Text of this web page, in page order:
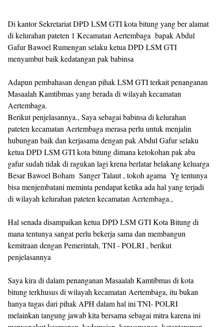
Di kantor Sekretariat DPD LSM GTI kota bitung yang ber alamat
di kelurahan pateten 1 Kecamatan Aertembaga bapak Abdul
Gafur Bawoel Rumengan selaku ketua DPD LSM GTI
menyambut baik kedatangan pak babinsa
Adapun pembahasan dengan pihak LSM GTI terkait penanganan
Masaalah Kamtibmas yang berada di wilayah kecamatan
Aertembaga.
Berikut penjelasannya., Saya sebagai babinsa di kelurahan
pateten kecamatan Aertembaga merasa perlu untuk menjalin
hubungan baik dan kerjasama dengan pak Abdul Gafur selaku
ketua DPD LSM GTI kota bitung dimana ketokohan pak aba
gafur sudah tidak di ragukan lagi krena berlatar belakang keluarga
Besar Bawoel Boham Sanger Talaut , tokoh agama Yg tentunya
bisa menjembatani meminta pendapat ketika ada hal yang terjadi
di wilayah kelurahan pateten kecamatan Aertembaga.,
Hal senada disampaikan ketua DPD LSM GTI Kota Bitung di
mana tentunya sangat perlu bekerja sama dan membangun
kemitraan dengan Pemerintah, TNI - POLRI , berikut
penjelasannya
Saya kira di dalam penanganan Masaalah Kamtibmas di kota
bitung terkhusus di wilayah kecamatan Aertembaga, itu bukan
hanya tugas dari pihak APH dalam hal ini TNI- POLRI
melainkan tangung jawab kita bersama sebagai mitra karena ini